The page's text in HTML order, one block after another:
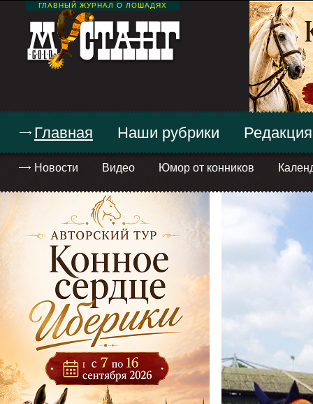
ГЛАВНЫЙ ЖУРНАЛ О ЛОШАДЯХ
Главная
Новости Видео Юмор от конников
Наши рубрики Редакция